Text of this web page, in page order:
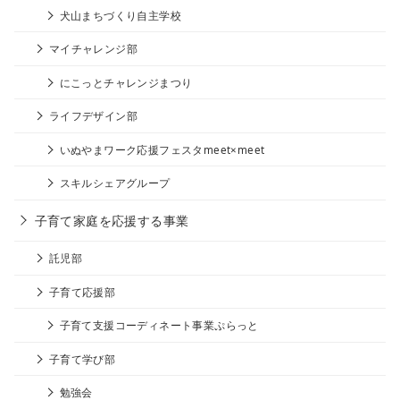
犬山まちづくり自主学校
マイチャレンジ部
にこっとチャレンジまつり
ライフデザイン部
いぬやまワーク応援フェスタmeet×meet
スキルシェアグループ
子育て家庭を応援する事業
託児部
子育て応援部
子育て支援コーディネート事業ぷらっと
子育て学び部
勉強会